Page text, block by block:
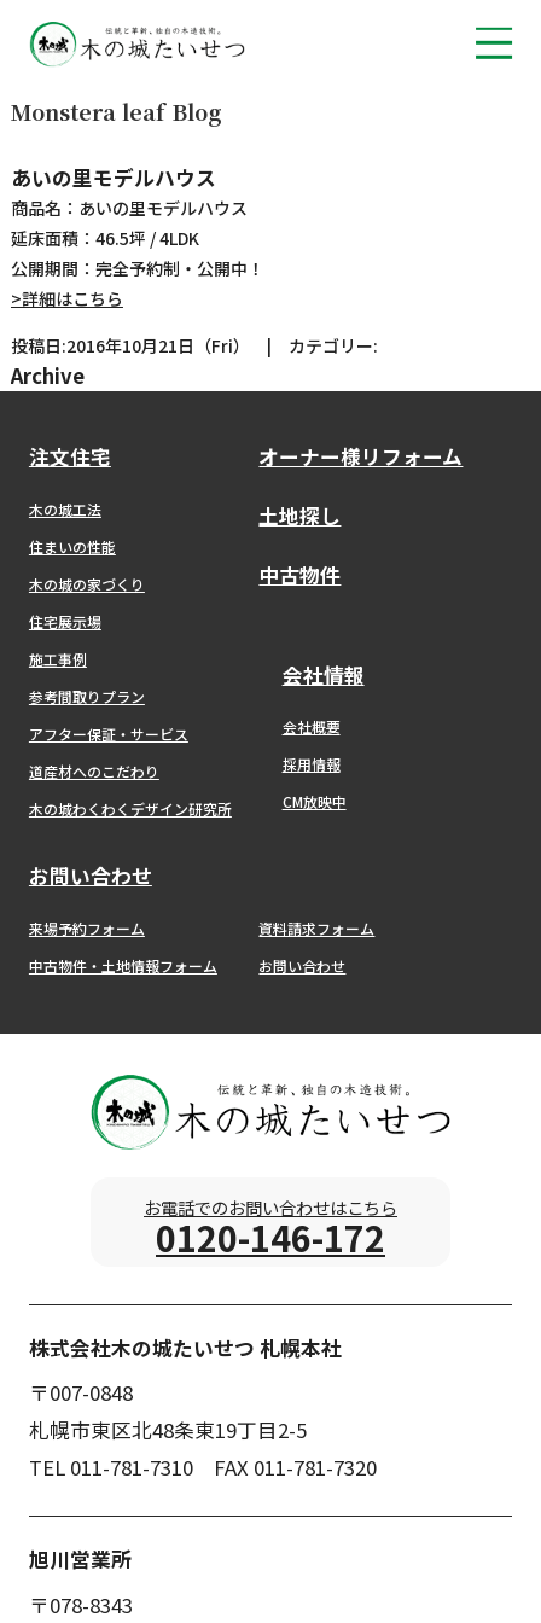
Monstera leaf Blog
あいの里モデルハウス
商品名：あいの里モデルハウス
延床面積：46.5坪 / 4LDK
公開期間：完全予約制・公開中！
>詳細はこちら
投稿日:2016年10月21日（Fri） | カテゴリー:
Archive
注文住宅
木の城工法
住まいの性能
木の城の家づくり
住宅展示場
施工事例
参考間取りプラン
アフター保証・サービス
道産材へのこだわり
木の城わくわくデザイン研究所
オーナー様リフォーム
土地探し
中古物件
会社情報
会社概要
採用情報
CM放映中
お問い合わせ
来場予約フォーム
資料請求フォーム
中古物件・土地情報フォーム
お問い合わせ
お電話でのお問い合わせはこちら
0120-146-172
株式会社木の城たいせつ 札幌本社
〒007-0848
札幌市東区北48条東19丁目2-5
TEL 011-781-7310 FAX 011-781-7320
旭川営業所
〒078-8343